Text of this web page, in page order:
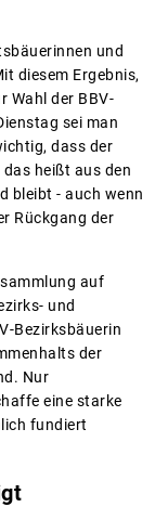
und
diesem Ergebnis,
Wahl der BBV-
sei man
dass der
heißt aus den
bleibt - auch wenn
Rückgang der
auf
und
Bezirksbäuerin
der
Nur
eine starke
fundiert